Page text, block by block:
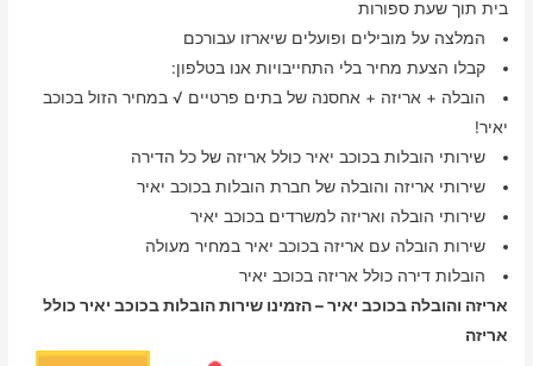
בית תוך שעת ספורות
המלצה על מובילים ופועלים שיארזו עבורכם
קבלו הצעת מחיר בלי התחייבויות אנו בטלפון:
הובלה + אריזה + אחסנה של בתים פרטיים √ במחיר הזול בכוכב
יאיר!
שירותי הובלות בכוכב יאיר כולל אריזה של כל הדירה
שירותי אריזה והובלה של חברת הובלות בכוכב יאיר
שירותי הובלה ואריזה למשרדים בכוכב יאיר
שירות הובלה עם אריזה בכוכב יאיר במחיר מעולה
הובלות דירה כולל אריזה בכוכב יאיר
אריזה והובלה בכוכב יאיר – הזמינו שירות הובלות בכוכב יאיר כולל
אריזה